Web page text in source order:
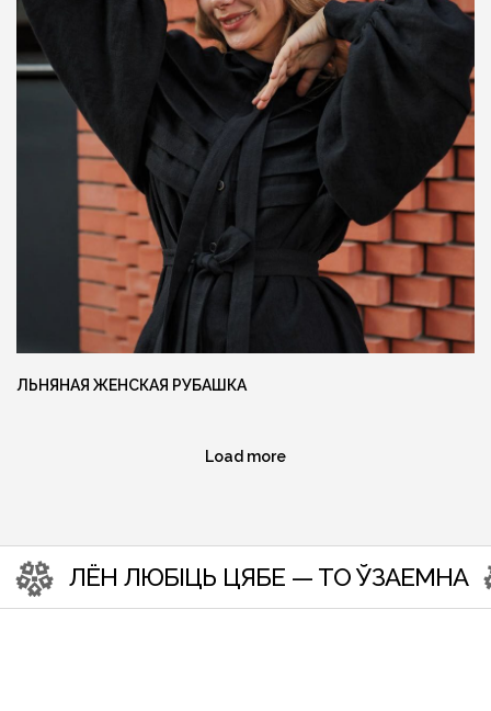
ЛЬНЯНАЯ ЖЕНСКАЯ РУБАШКА
Load more
@MANUFAKTURA_FLAXECO
Ещё больше готовых изделий вы
можете найти в нашем instagram